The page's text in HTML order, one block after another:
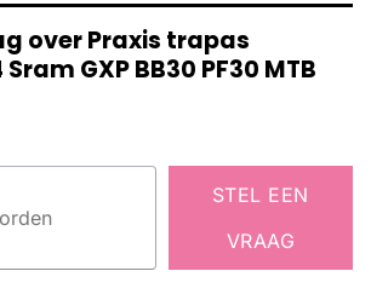
over Praxis trapas
GXP BB30 PF30 MTB
STEL EEN
VRAAG